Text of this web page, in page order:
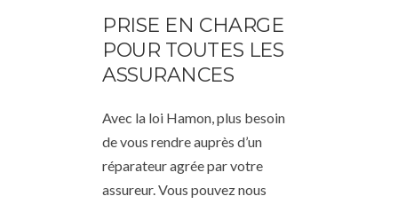
PRISE EN CHARGE
POUR TOUTES LES
ASSURANCES
Avec la loi Hamon, plus besoin
de vous rendre auprès d’un
réparateur agrée par votre
assureur. Vous pouvez nous